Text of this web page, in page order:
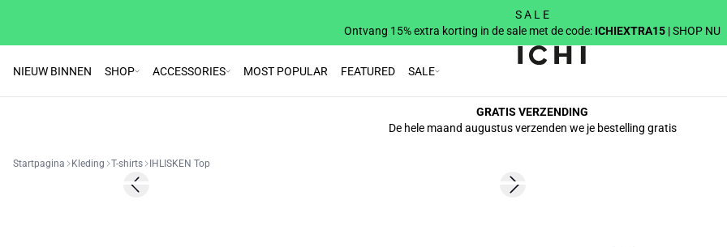
S A L E
Ontvang 15% extra korting in de sale met de code: ICHIEXTRA15 | SHOP NU
NIEUW BINNEN SHOP ACCESSORIES MOST POPULAR FEATURED SALE
GRATIS VERZENDING
De hele maand augustus verzenden we je bestelling gratis
Startpagina Kleding T-shirts IHLISKEN Top
SALE | 30%
Previous slide Next slide